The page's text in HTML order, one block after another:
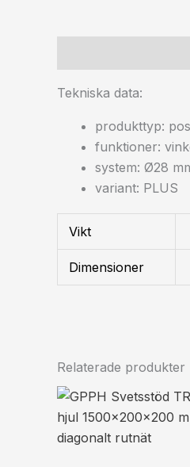
Tekniska data:
produkttyp:
funktioner:
system: Ø28
variant: PLUS
Vikt
Dimensioner
Relaterade produkter